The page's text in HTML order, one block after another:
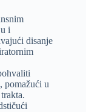
i
disanje
pomažući u